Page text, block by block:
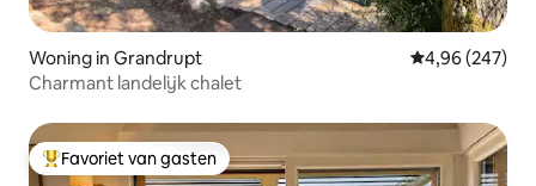
Woning in Grandrupt Gemiddelde
4,96 (247)
Charmant landelijk chalet
Topfavoriet van gasten
Favoriet van gasten